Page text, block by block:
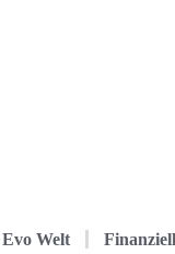
Evo Welt Finanziell